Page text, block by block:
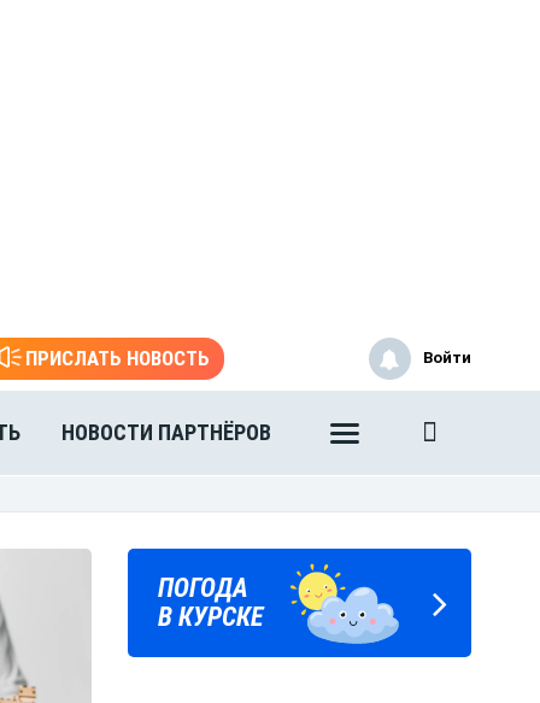
ПРИСЛАТЬ НОВОСТЬ
НОВОСТИ ПАРТНЁРОВ
Войти
ГОРОСКОП
НА КАЖДЫЙ ДЕНЬ
ПОГОДА
В КУРСКЕ